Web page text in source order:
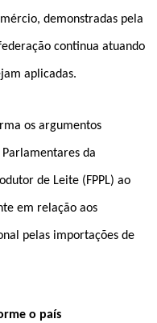
demonstradas pela
continua atuando
aplicadas.
os argumentos
da
de Leite (FPPL) ao
em relação aos
pelas importações de
o país